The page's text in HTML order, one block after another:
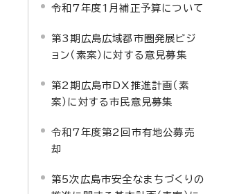
令和7年度1月補正予算について
第3期広島広域都市圏発展ビジ
ョン（素案）に対する意見募集
第2期広島市DX推進計画（素
案）に対する市民意見募集
令和7年度第2回市有地公募売
却
第5次広島市安全なまちづくりの